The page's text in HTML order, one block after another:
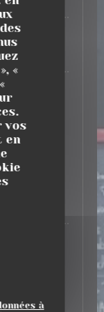
«
vos
en
à
sauce